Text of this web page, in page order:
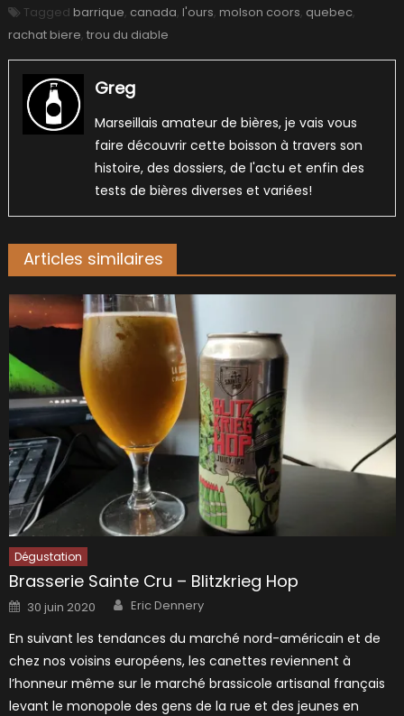
Tagged barrique, canada, l'ours, molson coors, quebec,
rachat biere, trou du diable
Greg
Marseillais amateur de bières, je vais vous
faire découvrir cette boisson à travers son
histoire, des dossiers, de l'actu et enfin des
tests de bières diverses et variées!
Articles similaires
Dégustation
Brasserie Sainte Cru – Blitzkrieg Hop
Posted
on
30 juin 2020 Author
Eric Dennery
En suivant les tendances du marché nord-américain et de
chez nos voisins européens, les canettes reviennent à
l’honneur même sur le marché brassicole artisanal français
levant le monopole des gens de la rue et des jeunes en